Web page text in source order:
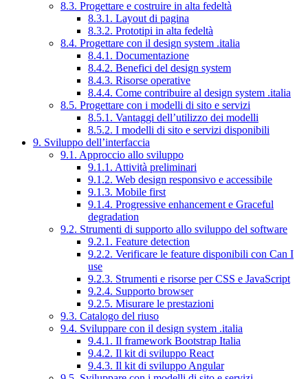
8.3. Progettare e costruire in alta fedeltà
8.3.1. Layout di pagina
8.3.2. Prototipi in alta fedeltà
8.4. Progettare con il design system .italia
8.4.1. Documentazione
8.4.2. Benefici del design system
8.4.3. Risorse operative
8.4.4. Come contribuire al design system .italia
8.5. Progettare con i modelli di sito e servizi
8.5.1. Vantaggi dell’utilizzo dei modelli
8.5.2. I modelli di sito e servizi disponibili
9. Sviluppo dell’interfaccia
9.1. Approccio allo sviluppo
9.1.1. Attività preliminari
9.1.2. Web design responsivo e accessibile
9.1.3. Mobile first
9.1.4. Progressive enhancement e Graceful
degradation
9.2. Strumenti di supporto allo sviluppo del software
9.2.1. Feature detection
9.2.2. Verificare le feature disponibili con Can I
use
9.2.3. Strumenti e risorse per CSS e JavaScript
9.2.4. Supporto browser
9.2.5. Misurare le prestazioni
9.3. Catalogo del riuso
9.4. Sviluppare con il design system .italia
9.4.1. Il framework Bootstrap Italia
9.4.2. Il kit di sviluppo React
9.4.3. Il kit di sviluppo Angular